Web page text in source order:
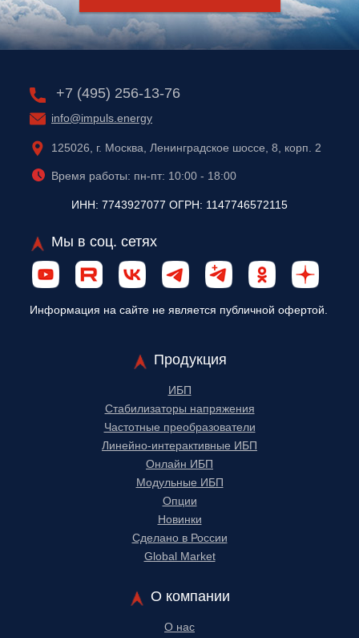
+7 (495) 256-13-76
info@impuls.energy
125026, г. Москва, Ленинградское шоссе, 8, корп. 2
Время работы: пн-пт: 10:00 - 18:00
ИНН: 7743927077 ОГРН: 1147746572115
Мы в соц. сетях
Информация на сайте не является публичной офертой.
Продукция
ИБП
Стабилизаторы напряжения
Частотные преобразователи
Линейно-интерактивные ИБП
Онлайн ИБП
Модульные ИБП
Опции
Новинки
Сделано в России
Global Market
О компании
О нас